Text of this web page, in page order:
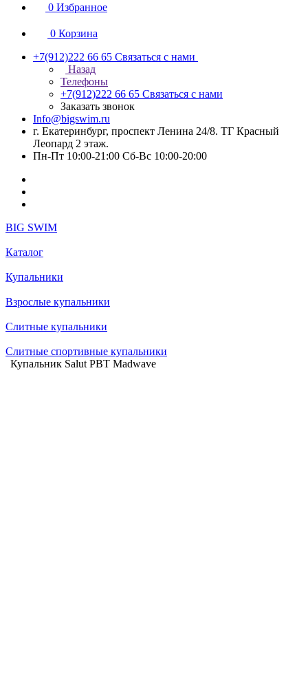
0 Избранное
0 Корзина
+7(912)222 66 65 Связаться с нами
Назад
Телефоны
+7(912)222 66 65 Связаться с нами
Заказать звонок
Info@bigswim.ru
г. Екатеринбург, проспект Ленина 24/8. ТГ Красный
Леопард 2 этаж.
Пн-Пт 10:00-21:00 Сб-Вс 10:00-20:00
BIG SWIM
Каталог
Купальники
Взрослые купальники
Слитные купальники
Слитные спортивные купальники
Купальник Salut PBT Madwave